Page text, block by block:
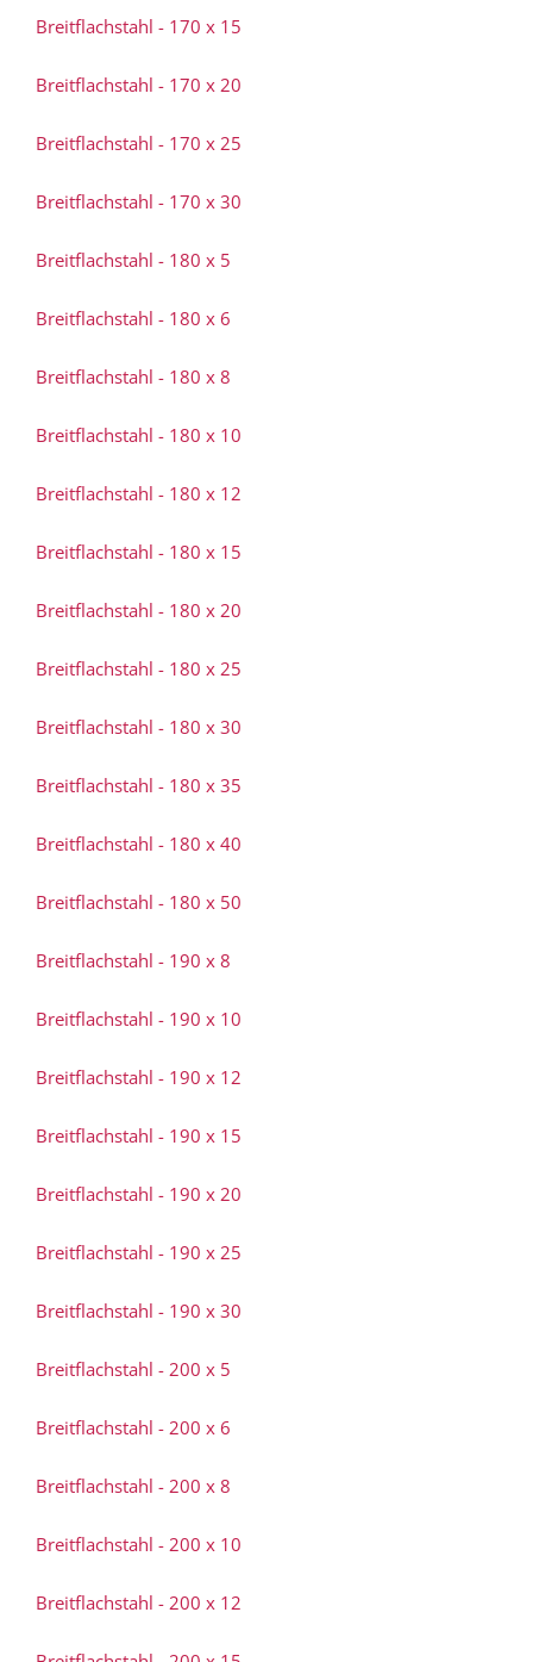
Breitflachstahl - 170 x 15
Breitflachstahl - 170 x 20
Breitflachstahl - 170 x 25
Breitflachstahl - 170 x 30
Breitflachstahl - 180 x 5
Breitflachstahl - 180 x 6
Breitflachstahl - 180 x 8
Breitflachstahl - 180 x 10
Breitflachstahl - 180 x 12
Breitflachstahl - 180 x 15
Breitflachstahl - 180 x 20
Breitflachstahl - 180 x 25
Breitflachstahl - 180 x 30
Breitflachstahl - 180 x 35
Breitflachstahl - 180 x 40
Breitflachstahl - 180 x 50
Breitflachstahl - 190 x 8
Breitflachstahl - 190 x 10
Breitflachstahl - 190 x 12
Breitflachstahl - 190 x 15
Breitflachstahl - 190 x 20
Breitflachstahl - 190 x 25
Breitflachstahl - 190 x 30
Breitflachstahl - 200 x 5
Breitflachstahl - 200 x 6
Breitflachstahl - 200 x 8
Breitflachstahl - 200 x 10
Breitflachstahl - 200 x 12